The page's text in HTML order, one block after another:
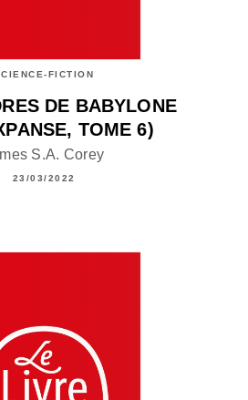
FICTION
DE BABYLONE
TOME 6)
S.A. Corey
23/03/2022